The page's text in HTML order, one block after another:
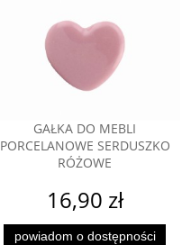
GAŁKA DO MEBLI
PORCELANOWE SERDUSZKO
RÓŻOWE
16,90 zł
powiadom o dostępności